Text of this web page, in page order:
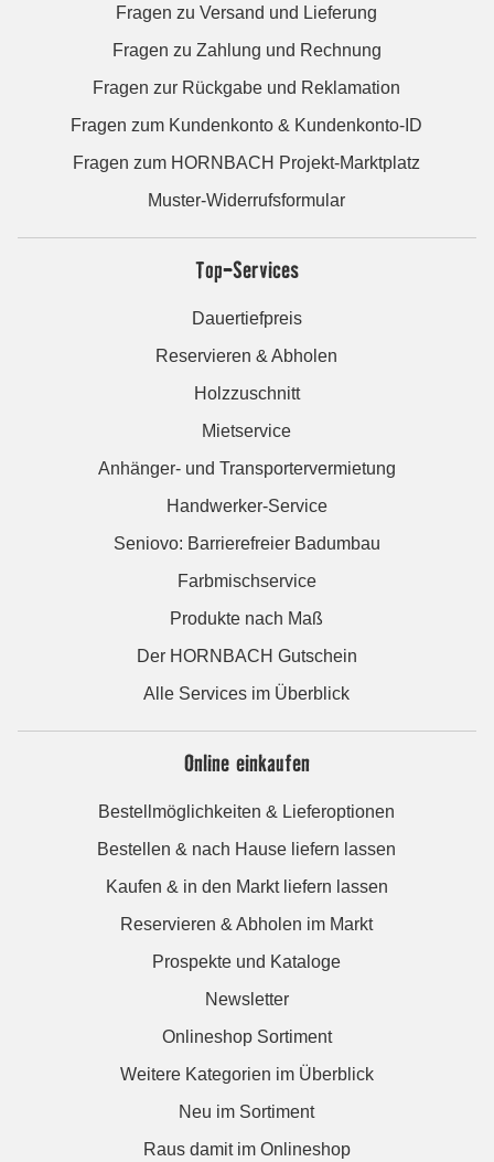
Fragen zu Versand und Lieferung
Fragen zu Zahlung und Rechnung
Fragen zur Rückgabe und Reklamation
Fragen zum Kundenkonto & Kundenkonto-ID
Fragen zum HORNBACH Projekt-Marktplatz
Muster-Widerrufsformular
Top-Services
Dauertiefpreis
Reservieren & Abholen
Holzzuschnitt
Mietservice
Anhänger- und Transportervermietung
Handwerker-Service
Seniovo: Barrierefreier Badumbau
Farbmischservice
Produkte nach Maß
Der HORNBACH Gutschein
Alle Services im Überblick
Online einkaufen
Bestellmöglichkeiten & Lieferoptionen
Bestellen & nach Hause liefern lassen
Kaufen & in den Markt liefern lassen
Reservieren & Abholen im Markt
Prospekte und Kataloge
Newsletter
Onlineshop Sortiment
Weitere Kategorien im Überblick
Neu im Sortiment
Raus damit im Onlineshop